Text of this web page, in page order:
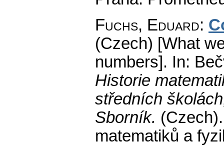
Fuchs, Eduard:
(Czech) [What
numbers]. In:
Historie
středních
Sborník. (Czech).
matematiků a